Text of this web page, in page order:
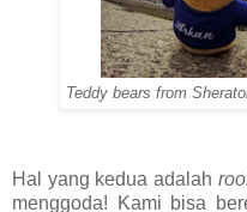
Teddy bears from
Hal yang kedua adalah
menggoda! Kami bisa